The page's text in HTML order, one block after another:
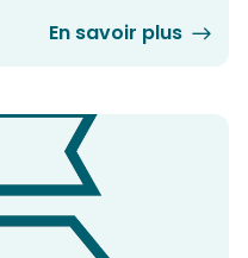
En savoir plus